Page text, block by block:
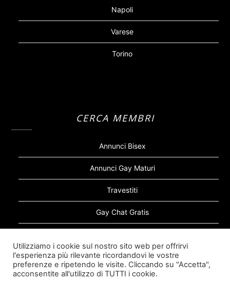
Napoli
Varese
Torino
CERCA MEMBRI
Annunci Bisex
Annunci Gay Maturi
Travestiti
Gay Chat Gratis
Sugar Daddy Gay
Utilizziamo i cookie sul nostro sito web per offrirvi
l'esperienza più rilevante ricordandovi le vostre
preferenze e ripetendo le visite. Cliccando su "Accetta",
acconsentite all'utilizzo di TUTTI i cookie.